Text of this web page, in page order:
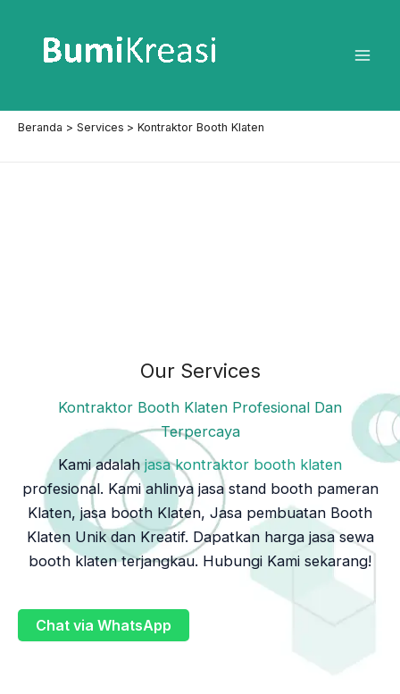
konten
Beranda Services Kontraktor Booth Klaten
Our Services
Kontraktor Booth Klaten Profesional Dan
Terpercaya
Kami adalah jasa kontraktor booth klaten
profesional. Kami ahlinya jasa stand booth pameran
Klaten, jasa booth Klaten, Jasa pembuatan Booth
Klaten Unik dan Kreatif. Dapatkan harga jasa sewa
booth klaten terjangkau. Hubungi Kami sekarang!
Chat via WhatsApp